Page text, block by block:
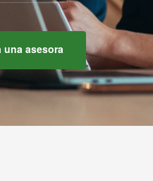
una asesora